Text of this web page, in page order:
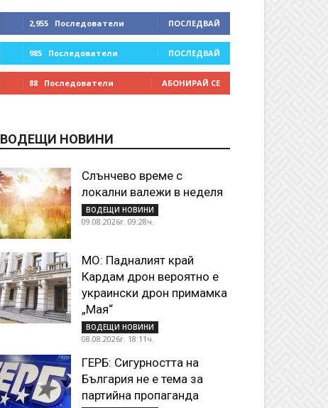
2,955 Последователи ПОСЛЕДВАЙ
985 Последователи ПОСЛЕДВАЙ
88 Последователи АБОНИРАЙ СЕ
ВОДЕЩИ НОВИНИ
Слънчево време с
локални валежи в неделя
ВОДЕЩИ НОВИНИ
09.08.2026г. 09:28ч.
МО: Падналият край
Кардам дрон вероятно е
украински дрон примамка
„Мая“
ВОДЕЩИ НОВИНИ
08.08.2026г. 18:11ч.
ГЕРБ: Сигурността на
България не е тема за
партийна пропаганда